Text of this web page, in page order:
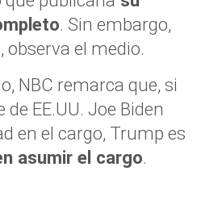
. Sin embargo,
observa el medio.
NBC remarca que, si
EE.UU. Joe Biden
en el cargo, Trump es
asumir el cargo.